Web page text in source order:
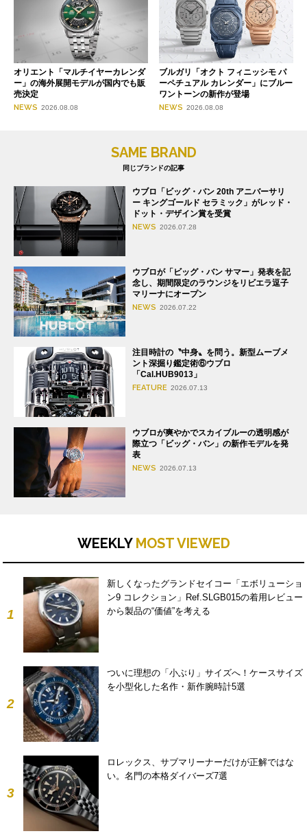
オリエント「マルチイヤーカレンダ
ー」の海外展開モデルが国内でも販
売決定
NEWS 2026.08.08
ブルガリ「オクト フィニッシモ パ
ーペチュアル カレンダー」にブルー
ワントーンの新作が登場
NEWS 2026.08.08
SAME BRAND
同じブランドの記事
ウブロ「ビッグ・バン 20th アニバーサリ
ー キングゴールド セラミック」がレッド・
ドット・デザイン賞を受賞
NEWS 2026.07.28
ウブロが「ビッグ・バン サマー」発表を記
念し、期間限定のラウンジをリビエラ逗子
マリーナにオープン
NEWS 2026.07.22
注目時計の〝中身〟を問う。新型ムーブメ
ント深掘り鑑定術⑥ウブロ
「Cal.HUB9013」
FEATURE 2026.07.13
ウブロが爽やかでスカイブルーの透明感が
際立つ「ビッグ・バン」の新作モデルを発
表
NEWS 2026.07.13
WEEKLY MOST VIEWED
1
新しくなったグランドセイコー「エボリューショ
ン9 コレクション」Ref.SLGB015の着用レビュー
から製品の“価値”を考える
2
ついに理想の「小ぶり」サイズへ！ケースサイズ
を小型化した名作・新作腕時計5選
3
ロレックス、サブマリーナーだけが正解ではな
い。名門の本格ダイバーズ7選